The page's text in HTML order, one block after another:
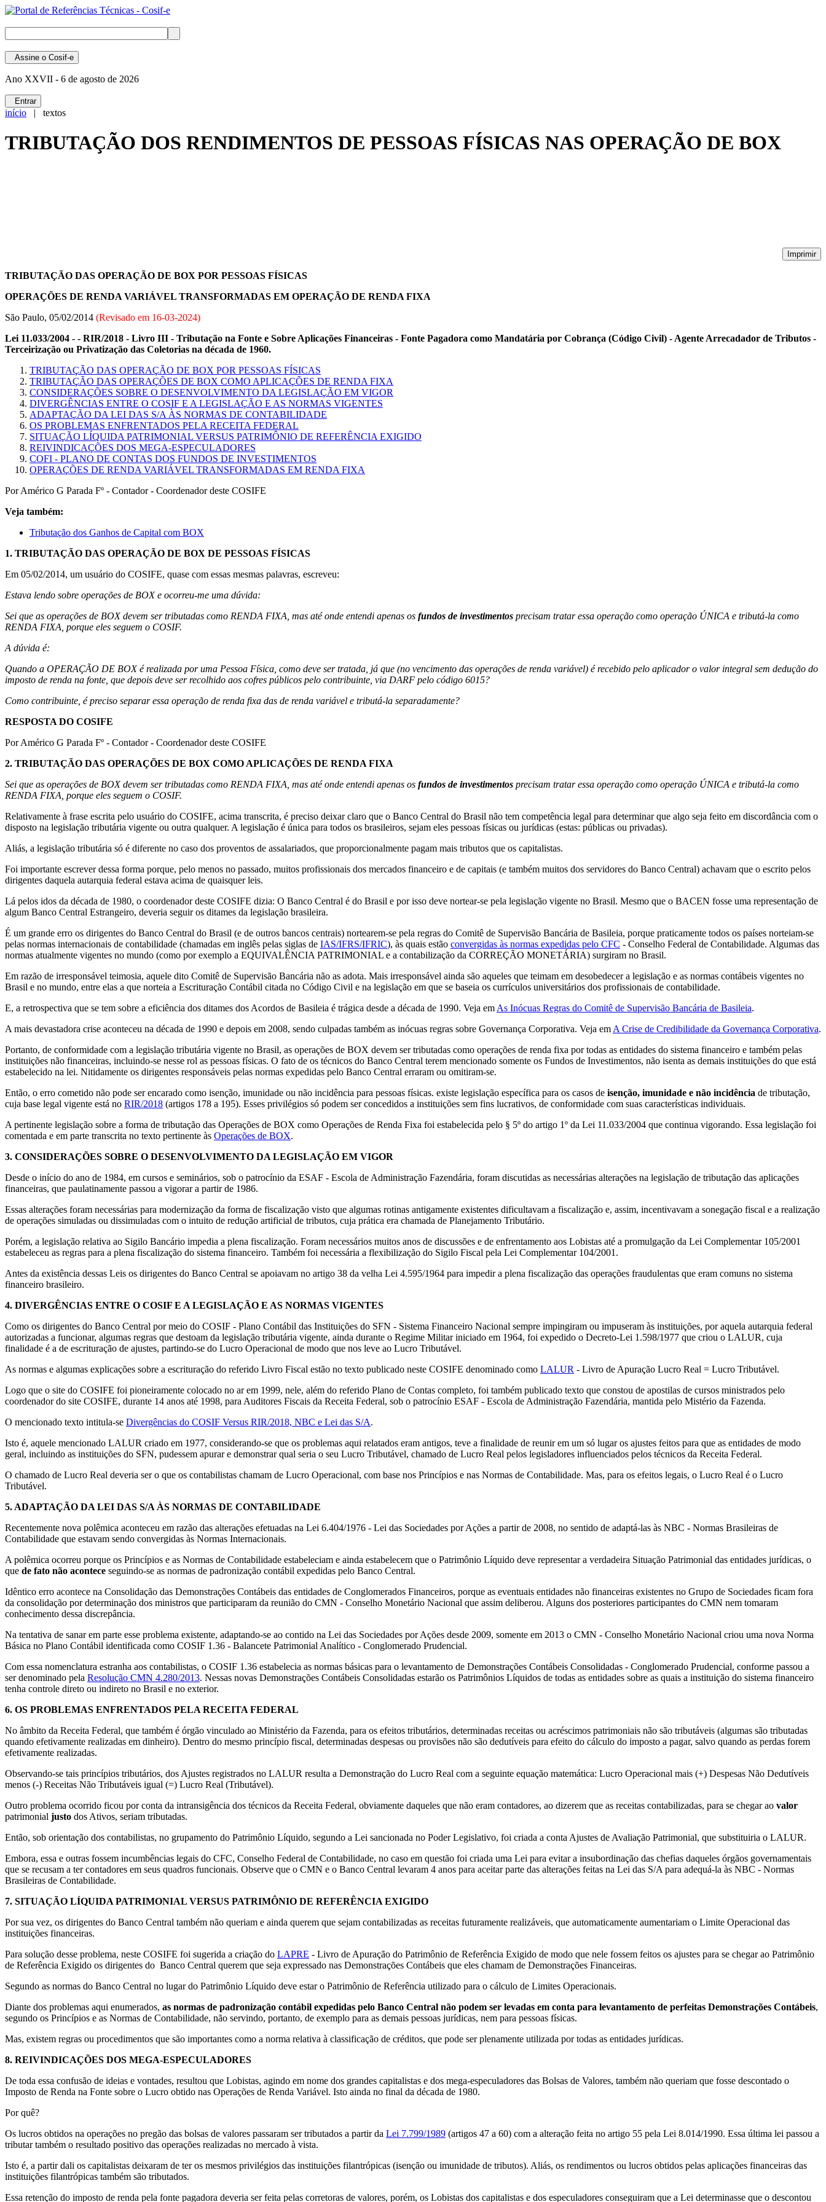
Assine o Cosif-e
Ano XXVII - 6 de agosto de 2026
Entrar
início | textos
TRIBUTAÇÃO DOS RENDIMENTOS DE PESSOAS FÍSICAS NAS OPERAÇÃO DE BOX
Imprimir
TRIBUTAÇÃO DAS OPERAÇÃO DE BOX POR PESSOAS FÍSICAS
OPERAÇÕES DE RENDA VARIÁVEL TRANSFORMADAS EM OPERAÇÃO DE RENDA FIXA
São Paulo, 05/02/2014 (Revisado em 16-03-2024)
Lei 11.033/2004 - - RIR/2018 - Livro III - Tributação na Fonte e Sobre Aplicações Financeiras - Fonte Pagadora como Mandatária por Cobrança (Código Civil) - Agente Arrecadador de Tributos -
Terceirização ou Privatização das Coletorias na década de 1960.
TRIBUTAÇÃO DAS OPERAÇÃO DE BOX POR PESSOAS FÍSICAS
TRIBUTAÇÃO DAS OPERAÇÕES DE BOX COMO APLICAÇÕES DE RENDA FIXA
CONSIDERAÇÕES SOBRE O DESENVOLVIMENTO DA LEGISLAÇÃO EM VIGOR
DIVERGÊNCIAS ENTRE O COSIF E A LEGISLAÇÃO E AS NORMAS VIGENTES
ADAPTAÇÃO DA LEI DAS S/A ÀS NORMAS DE CONTABILIDADE
OS PROBLEMAS ENFRENTADOS PELA RECEITA FEDERAL
SITUAÇÃO LÍQUIDA PATRIMONIAL VERSUS PATRIMÔNIO DE REFERÊNCIA EXIGIDO
REIVINDICAÇÕES DOS MEGA-ESPECULADORES
COFI - PLANO DE CONTAS DOS FUNDOS DE INVESTIMENTOS
OPERAÇÕES DE RENDA VARIÁVEL TRANSFORMADAS EM RENDA FIXA
Por Américo G Parada Fº - Contador - Coordenador deste COSIFE
Veja também:
Tributação dos Ganhos de Capital com BOX
1. TRIBUTAÇÃO DAS OPERAÇÃO DE BOX DE PESSOAS FÍSICAS
Em 05/02/2014, um usuário do COSIFE, quase com essas mesmas palavras, escreveu:
Estava lendo sobre operações de BOX e ocorreu-me uma dúvida:
Sei que as operações de BOX devem ser tributadas como RENDA FIXA, mas até onde entendi apenas os fundos de investimentos precisam tratar essa operação como operação ÚNICA e tributá-la como
RENDA FIXA, porque eles seguem o COSIF.
A dúvida é:
Quando a OPERAÇÃO DE BOX é realizada por uma Pessoa Física, como deve ser tratada, já que (no vencimento das operações de renda variável) é recebido pelo aplicador o valor integral sem dedução do
imposto de renda na fonte, que depois deve ser recolhido aos cofres públicos pelo contribuinte, via DARF pelo código 6015?
Como contribuinte, é preciso separar essa operação de renda fixa das de renda variável e tributá-la separadamente?
RESPOSTA DO COSIFE
Por Américo G Parada Fº - Contador - Coordenador deste COSIFE
2. TRIBUTAÇÃO DAS OPERAÇÕES DE BOX COMO APLICAÇÕES DE RENDA FIXA
Sei que as operações de BOX devem ser tributadas como RENDA FIXA, mas até onde entendi apenas os fundos de investimentos precisam tratar essa operação como operação ÚNICA e tributá-la como
RENDA FIXA, porque eles seguem o COSIF.
Relativamente à frase escrita pelo usuário do COSIFE, acima transcrita, é preciso deixar claro que o Banco Central do Brasil não tem competência legal para determinar que algo seja feito em discordância com o
disposto na legislação tributária vigente ou outra qualquer. A legislação é única para todos os brasileiros, sejam eles pessoas físicas ou jurídicas (estas: públicas ou privadas).
Aliás, a legislação tributária só é diferente no caso dos proventos de assalariados, que proporcionalmente pagam mais tributos que os capitalistas.
Foi importante escrever dessa forma porque, pelo menos no passado, muitos profissionais dos mercados financeiro e de capitais (e também muitos dos servidores do Banco Central) achavam que o escrito pelos
dirigentes daquela autarquia federal estava acima de quaisquer leis.
Lá pelos idos da década de 1980, o coordenador deste COSIFE dizia: O Banco Central é do Brasil e por isso deve nortear-se pela legislação vigente no Brasil. Mesmo que o BACEN fosse uma representação de
algum Banco Central Estrangeiro, deveria seguir os ditames da legislação brasileira.
É um grande erro os dirigentes do Banco Central do Brasil (e de outros bancos centrais) nortearem-se pela regras do Comitê de Supervisão Bancária de Basileia, porque praticamente todos os países norteiam-se
pelas normas internacionais de contabilidade (chamadas em inglês pelas siglas de IAS/IFRS/IFRIC), às quais estão convergidas às normas expedidas pelo CFC - Conselho Federal de Contabilidade. Algumas das
normas atualmente vigentes no mundo (como por exemplo a EQUIVALÊNCIA PATRIMONIAL e a contabilização da CORREÇÃO MONETÁRIA) surgiram no Brasil.
Em razão de irresponsável teimosia, aquele dito Comitê de Supervisão Bancária não as adota. Mais irresponsável ainda são aqueles que teimam em desobedecer a legislação e as normas contábeis vigentes no
Brasil e no mundo, entre elas a que norteia a Escrituração Contábil citada no Código Civil e na legislação em que se baseia os currículos universitários dos profissionais de contabilidade.
E, a retrospectiva que se tem sobre a eficiência dos ditames dos Acordos de Basileia é trágica desde a década de 1990. Veja em As Inócuas Regras do Comitê de Supervisão Bancária de Basileia.
A mais devastadora crise aconteceu na década de 1990 e depois em 2008, sendo culpadas também as inócuas regras sobre Governança Corporativa. Veja em A Crise de Credibilidade da Governança Corporativa.
Portanto, de conformidade com a legislação tributária vigente no Brasil, as operações de BOX devem ser tributadas como operações de renda fixa por todas as entidades do sistema financeiro e também pelas
instituições não financeiras, incluindo-se nesse rol as pessoas físicas. O fato de os técnicos do Banco Central terem mencionado somente os Fundos de Investimentos, não isenta as demais instituições do que está
estabelecido na lei. Nitidamente os dirigentes responsáveis pelas normas expedidas pelo Banco Central erraram ou omitiram-se.
Então, o erro cometido não pode ser encarado como isenção, imunidade ou não incidência para pessoas físicas. existe legislação específica para os casos de isenção, imunidade e não incidência de tributação,
cuja base legal vigente está no RIR/2018 (artigos 178 a 195). Esses privilégios só podem ser concedidos a instituições sem fins lucrativos, de conformidade com suas características individuais.
A pertinente legislação sobre a forma de tributação das Operações de BOX como Operações de Renda Fixa foi estabelecida pelo § 5º do artigo 1º da Lei 11.033/2004 que continua vigorando. Essa legislação foi
comentada e em parte transcrita no texto pertinente às Operações de BOX.
3. CONSIDERAÇÕES SOBRE O DESENVOLVIMENTO DA LEGISLAÇÃO EM VIGOR
Desde o início do ano de 1984, em cursos e seminários, sob o patrocínio da ESAF - Escola de Administração Fazendária, foram discutidas as necessárias alterações na legislação de tributação das aplicações
financeiras, que paulatinamente passou a vigorar a partir de 1986.
Essas alterações foram necessárias para modernização da forma de fiscalização visto que algumas rotinas antigamente existentes dificultavam a fiscalização e, assim, incentivavam a sonegação fiscal e a realização
de operações simuladas ou dissimuladas com o intuito de redução artificial de tributos, cuja prática era chamada de Planejamento Tributário.
Porém, a legislação relativa ao Sigilo Bancário impedia a plena fiscalização. Foram necessários muitos anos de discussões e de enfrentamento aos Lobistas até a promulgação da Lei Complementar 105/2001
estabeleceu as regras para a plena fiscalização do sistema financeiro. Também foi necessária a flexibilização do Sigilo Fiscal pela Lei Complementar 104/2001.
Antes da existência dessas Leis os dirigentes do Banco Central se apoiavam no artigo 38 da velha Lei 4.595/1964 para impedir a plena fiscalização das operações fraudulentas que eram comuns no sistema
financeiro brasileiro.
4. DIVERGÊNCIAS ENTRE O COSIF E A LEGISLAÇÃO E AS NORMAS VIGENTES
Como os dirigentes do Banco Central por meio do COSIF - Plano Contábil das Instituições do SFN - Sistema Financeiro Nacional sempre impingiram ou impuseram às instituições, por aquela autarquia federal
autorizadas a funcionar, algumas regras que destoam da legislação tributária vigente, ainda durante o Regime Militar iniciado em 1964, foi expedido o Decreto-Lei 1.598/1977 que criou o LALUR, cuja
finalidade é a de escrituração de ajustes, partindo-se do Lucro Operacional de modo que nos leve ao Lucro Tributável.
As normas e algumas explicações sobre a escrituração do referido Livro Fiscal estão no texto publicado neste COSIFE denominado como LALUR - Livro de Apuração Lucro Real = Lucro Tributável.
Logo que o site do COSIFE foi pioneiramente colocado no ar em 1999, nele, além do referido Plano de Contas completo, foi também publicado texto que constou de apostilas de cursos ministrados pelo
coordenador do site COSIFE, durante 14 anos até 1998, para Auditores Fiscais da Receita Federal, sob o patrocínio ESAF - Escola de Administração Fazendária, mantida pelo Mistério da Fazenda.
O mencionado texto intitula-se Divergências do COSIF Versus RIR/2018, NBC e Lei das S/A.
Isto é, aquele mencionado LALUR criado em 1977, considerando-se que os problemas aqui relatados eram antigos, teve a finalidade de reunir em um só lugar os ajustes feitos para que as entidades de modo
geral, incluindo as instituições do SFN, pudessem apurar e demonstrar qual seria o seu Lucro Tributável, chamado de Lucro Real pelos legisladores influenciados pelos técnicos da Receita Federal.
O chamado de Lucro Real deveria ser o que os contabilistas chamam de Lucro Operacional, com base nos Princípios e nas Normas de Contabilidade. Mas, para os efeitos legais, o Lucro Real é o Lucro
Tributável.
5. ADAPTAÇÃO DA LEI DAS S/A ÀS NORMAS DE CONTABILIDADE
Recentemente nova polêmica aconteceu em razão das alterações efetuadas na Lei 6.404/1976 - Lei das Sociedades por Ações a partir de 2008, no sentido de adaptá-las às NBC - Normas Brasileiras de
Contabilidade que estavam sendo convergidas às Normas Internacionais.
A polêmica ocorreu porque os Princípios e as Normas de Contabilidade estabeleciam e ainda estabelecem que o Patrimônio Líquido deve representar a verdadeira Situação Patrimonial das entidades jurídicas, o
que de fato não acontece seguindo-se as normas de padronização contábil expedidas pelo Banco Central.
Idêntico erro acontece na Consolidação das Demonstrações Contábeis das entidades de Conglomerados Financeiros, porque as eventuais entidades não financeiras existentes no Grupo de Sociedades ficam fora
da consolidação por determinação dos ministros que participaram da reunião do CMN - Conselho Monetário Nacional que assim deliberou. Alguns dos posteriores participantes do CMN nem tomaram
conhecimento dessa discrepância.
Na tentativa de sanar em parte esse problema existente, adaptando-se ao contido na Lei das Sociedades por Ações desde 2009, somente em 2013 o CMN - Conselho Monetário Nacional criou uma nova Norma
Básica no Plano Contábil identificada como COSIF 1.36 - Balancete Patrimonial Analítico - Conglomerado Prudencial.
Com essa nomenclatura estranha aos contabilistas, o COSIF 1.36 estabelecia as normas básicas para o levantamento de Demonstrações Contábeis Consolidadas - Conglomerado Prudencial, conforme passou a
ser denominado pela Resolução CMN 4.280/2013. Nessas novas Demonstrações Contábeis Consolidadas estarão os Patrimônios Líquidos de todas as entidades sobre as quais a instituição do sistema financeiro
tenha controle direto ou indireto no Brasil e no exterior.
6. OS PROBLEMAS ENFRENTADOS PELA RECEITA FEDERAL
No âmbito da Receita Federal, que também é órgão vinculado ao Ministério da Fazenda, para os efeitos tributários, determinadas receitas ou acréscimos patrimoniais não são tributáveis (algumas são tributadas
quando efetivamente realizadas em dinheiro). Dentro do mesmo princípio fiscal, determinadas despesas ou provisões não são dedutíveis para efeito do cálculo do imposto a pagar, salvo quando as perdas forem
efetivamente realizadas.
Observando-se tais princípios tributários, dos Ajustes registrados no LALUR resulta a Demonstração do Lucro Real com a seguinte equação matemática: Lucro Operacional mais (+) Despesas Não Dedutíveis
menos (-) Receitas Não Tributáveis igual (=) Lucro Real (Tributável).
Outro problema ocorrido ficou por conta da intransigência dos técnicos da Receita Federal, obviamente daqueles que não eram contadores, ao dizerem que as receitas contabilizadas, para se chegar ao valor
patrimonial justo dos Ativos, seriam tributadas.
Então, sob orientação dos contabilistas, no grupamento do Patrimônio Líquido, segundo a Lei sancionada no Poder Legislativo, foi criada a conta Ajustes de Avaliação Patrimonial, que substituiria o LALUR.
Embora, essa e outras fossem incumbências legais do CFC, Conselho Federal de Contabilidade, no caso em questão foi criada uma Lei para evitar a insubordinação das chefias daqueles órgãos governamentais
que se recusam a ter contadores em seus quadros funcionais. Observe que o CMN e o Banco Central levaram 4 anos para aceitar parte das alterações feitas na Lei das S/A para adequá-la às NBC - Normas
Brasileiras de Contabilidade.
7. SITUAÇÃO LÍQUIDA PATRIMONIAL VERSUS PATRIMÔNIO DE REFERÊNCIA EXIGIDO
Por sua vez, os dirigentes do Banco Central também não queriam e ainda querem que sejam contabilizadas as receitas futuramente realizáveis, que automaticamente aumentariam o Limite Operacional das
instituições financeiras.
Para solução desse problema, neste COSIFE foi sugerida a criação do LAPRE - Livro de Apuração do Patrimônio de Referência Exigido de modo que nele fossem feitos os ajustes para se chegar ao Patrimônio
de Referência Exigido os dirigentes do Banco Central querem que seja expressado nas Demonstrações Contábeis que eles chamam de Demonstrações Financeiras.
Segundo as normas do Banco Central no lugar do Patrimônio Líquido deve estar o Patrimônio de Referência utilizado para o cálculo de Limites Operacionais.
Diante dos problemas aqui enumerados, as normas de padronização contábil expedidas pelo Banco Central não podem ser levadas em conta para levantamento de perfeitas Demonstrações Contábeis,
segundo os Princípios e as Normas de Contabilidade, não servindo, portanto, de exemplo para as demais pessoas jurídicas, nem para pessoas físicas.
Mas, existem regras ou procedimentos que são importantes como a norma relativa à classificação de créditos, que pode ser plenamente utilizada por todas as entidades jurídicas.
8. REIVINDICAÇÕES DOS MEGA-ESPECULADORES
De toda essa confusão de ideias e vontades, resultou que Lobistas, agindo em nome dos grandes capitalistas e dos mega-especuladores das Bolsas de Valores, também não queriam que fosse descontado o
Imposto de Renda na Fonte sobre o Lucro obtido nas Operações de Renda Variável. Isto ainda no final da década de 1980.
Por quê?
Os lucros obtidos na operações no pregão das bolsas de valores passaram ser tributados a partir da Lei 7.799/1989 (artigos 47 a 60) com a alteração feita no artigo 55 pela Lei 8.014/1990. Essa última lei passou a
tributar também o resultado positivo das operações realizadas no mercado à vista.
Isto é, a partir dali os capitalistas deixaram de ter os mesmos privilégios das instituições filantrópicas (isenção ou imunidade de tributos). Aliás, os rendimentos ou lucros obtidos pelas aplicações financeiras das
instituições filantrópicas também são tributados.
Essa retenção do imposto de renda pela fonte pagadora deveria ser feita pelas corretoras de valores, porém, os Lobistas dos capitalistas e dos especuladores conseguiram que a Lei determinasse que o descontou